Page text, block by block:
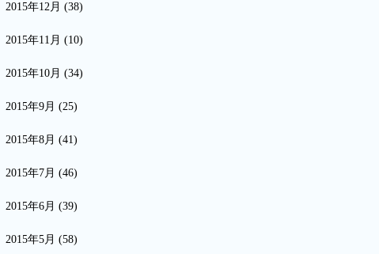
2015年12月 (38)
2015年11月 (10)
2015年10月 (34)
2015年9月 (25)
2015年8月 (41)
2015年7月 (46)
2015年6月 (39)
2015年5月 (58)